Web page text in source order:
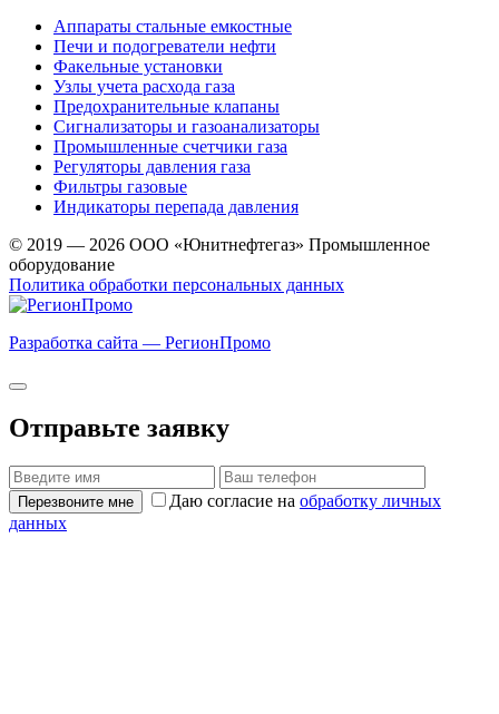
Аппараты стальные емкостные
Печи и подогреватели нефти
Факельные установки
Узлы учета расхода газа
Предохранительные клапаны
Сигнализаторы и газоанализаторы
Промышленные счетчики газа
Регуляторы давления газа
Фильтры газовые
Индикаторы перепада давления
© 2019 — 2026 ООО «Юнитнефтегаз» Промышленное
оборудование
Политика обработки персональных данных
Разработка сайта — РегионПромо
Отправьте заявку
Перезвоните мне Даю согласие на обработку личных
данных